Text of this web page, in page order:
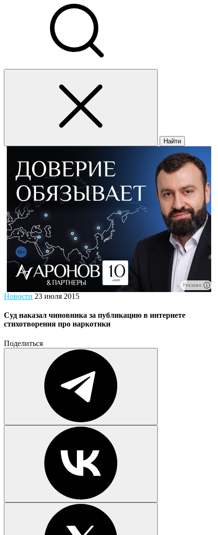
Найти
Реклама
Новости 23 июля 2015
Суд наказал чиновника за публикацию в интернете
стихотворения про наркотики
Поделиться